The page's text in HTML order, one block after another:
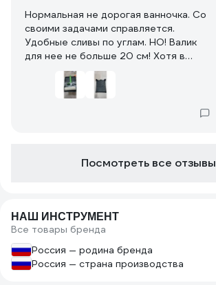
Нормальная не дорогая ванночка. Со
своими задачами справляется.
Удобные сливы по углам. НО! Валик
для нее не больше 20 см! Хотя в
описании 25.
Посмотреть все отзывы
НАШ ИНСТРУМЕНТ
Все товары бренда
Россия — родина бренда
Россия — страна производства